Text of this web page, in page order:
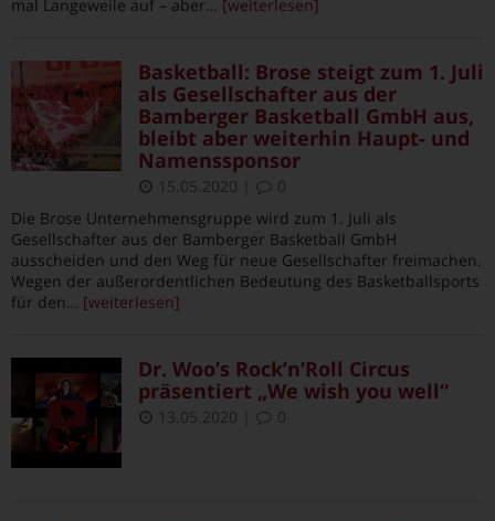
mal Langeweile auf – aber… [weiterlesen]
Basketball: Brose steigt zum 1. Juli
als Gesellschafter aus der
Bamberger Basketball GmbH aus,
bleibt aber weiterhin Haupt- und
Namenssponsor
15.05.2020
0
Die Brose Unternehmensgruppe wird zum 1. Juli als
Gesellschafter aus der Bamberger Basketball GmbH
ausscheiden und den Weg für neue Gesellschafter freimachen.
Wegen der außerordentlichen Bedeutung des Basketballsports
für den… [weiterlesen]
Dr. Woo’s Rock’n’Roll Circus
präsentiert „We wish you well“
13.05.2020 0